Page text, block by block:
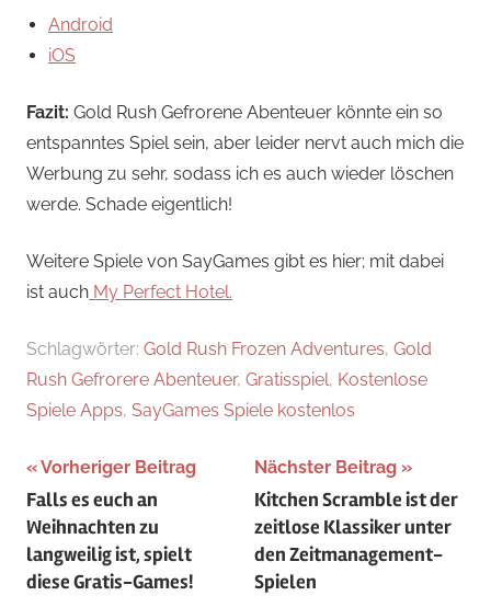
Android
iOS
Fazit: Gold Rush Gefrorene Abenteuer könnte ein so
entspanntes Spiel sein, aber leider nervt auch mich die
Werbung zu sehr, sodass ich es auch wieder löschen
werde. Schade eigentlich!
Weitere Spiele von SayGames gibt es hier; mit dabei
ist auch My Perfect Hotel.
Schlagwörter: Gold Rush Frozen Adventures, Gold
Rush Gefrorere Abenteuer, Gratisspiel, Kostenlose
Spiele Apps, SayGames Spiele kostenlos
Beitragsnavigation
Vorheriger Beitrag
Falls es euch an
Weihnachten zu
langweilig ist, spielt
diese Gratis-Games!
Nächster Beitrag
Kitchen Scramble ist der
zeitlose Klassiker unter
den Zeitmanagement-
Spielen